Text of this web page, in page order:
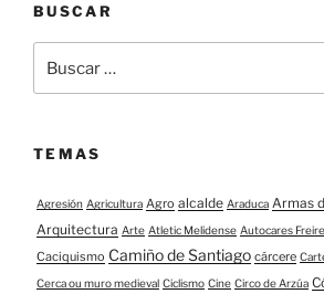
BUSCAR
TEMAS
Agresión Agricultura Agro alcalde Araduca Armas
Arquitectura Arte Atletic Melidense Autocares Freire
Caciquismo Camiño de Santiago cárcere
Cerca ou muro medieval Ciclismo Cine Circo de Arzúa